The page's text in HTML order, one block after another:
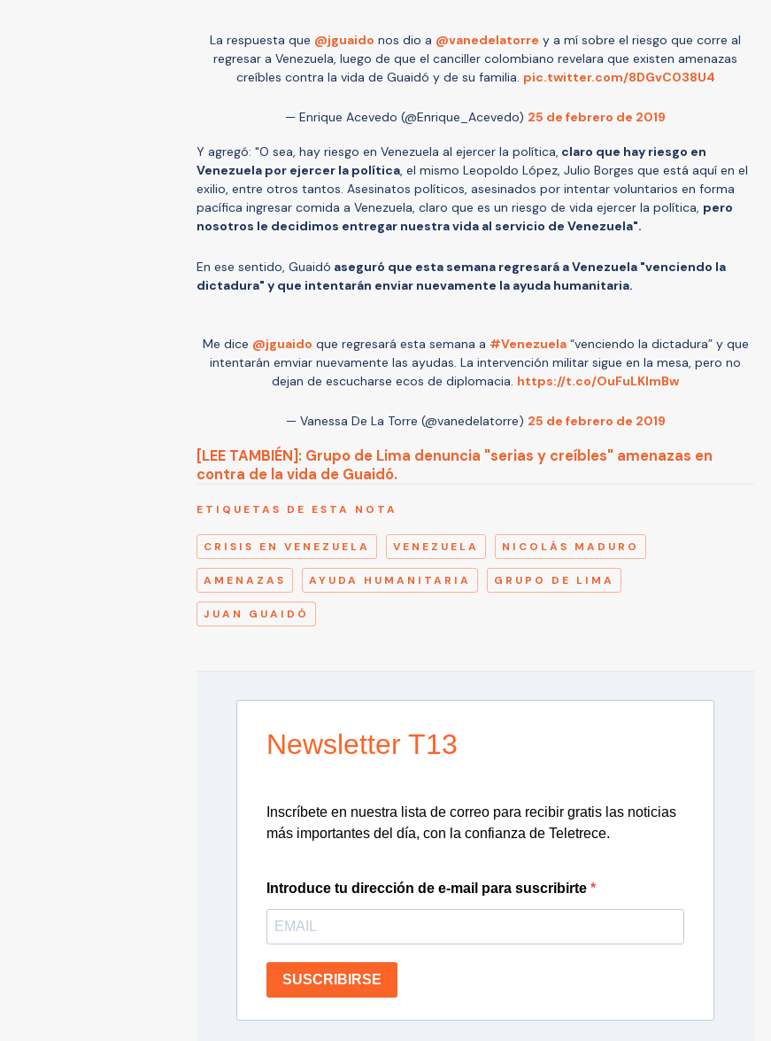
La respuesta que ⁦ @jguaido ⁩ nos dio a ⁦ @vanedelatorre ⁩ y a mí sobre el riesgo que corre al
regresar a Venezuela, luego de que el canciller colombiano revelara que existen amenazas
creíbles contra la vida de Guaidó y de su familia. pic.twitter.com/8DGvC038U4
— Enrique Acevedo (@Enrique_Acevedo) 25 de febrero de 2019
Y agregó: "O sea, hay riesgo en Venezuela al ejercer la política, claro que hay riesgo en
Venezuela por ejercer la política, el mismo Leopoldo López, Julio Borges que está aquí en el
exilio, entre otros tantos. Asesinatos políticos, asesinados por intentar voluntarios en forma
pacífica ingresar comida a Venezuela, claro que es un riesgo de vida ejercer la política, pero
nosotros le decidimos entregar nuestra vida al servicio de Venezuela".
En ese sentido, Guaidó aseguró que esta semana regresará a Venezuela "venciendo la
dictadura" y que intentarán enviar nuevamente la ayuda humanitaria.
Me dice @jguaido que regresará esta semana a #Venezuela“venciendo la dictadura” y que
intentarán emviar nuevamente las ayudas. La intervención militar sigue en la mesa, pero no
dejan de escucharse ecos de diplomacia. https://t.co/OuFuLKlmBw
— Vanessa De La Torre (@vanedelatorre) 25 de febrero de 2019
[LEE TAMBIÉN]: Grupo de Lima denuncia "serias y creíbles" amenazas en
contra de la vida de Guaidó.
ETIQUETAS DE ESTA NOTA
CRISIS EN VENEZUELA VENEZUELA NICOLÁS MADURO
AMENAZAS AYUDA HUMANITARIA GRUPO DE LIMA
JUAN GUAIDÓ
Newsletter T13
Inscríbete en nuestra lista de correo para recibir gratis las noticias
más importantes del día, con la confianza de Teletrece.
Introduce tu dirección de e-mail para suscribirte
SUSCRIBIRSE